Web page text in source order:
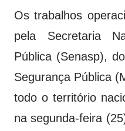
Os trabalhos
pela Secretaria
Pública (Senasp),
Segurança Pública
todo o território
na segunda-feira